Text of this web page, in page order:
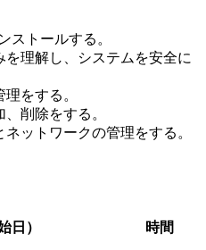
ストールする。
を理解し、システムを安全に
をする。
削除をする。
ットワークの管理をする。
日） 時間